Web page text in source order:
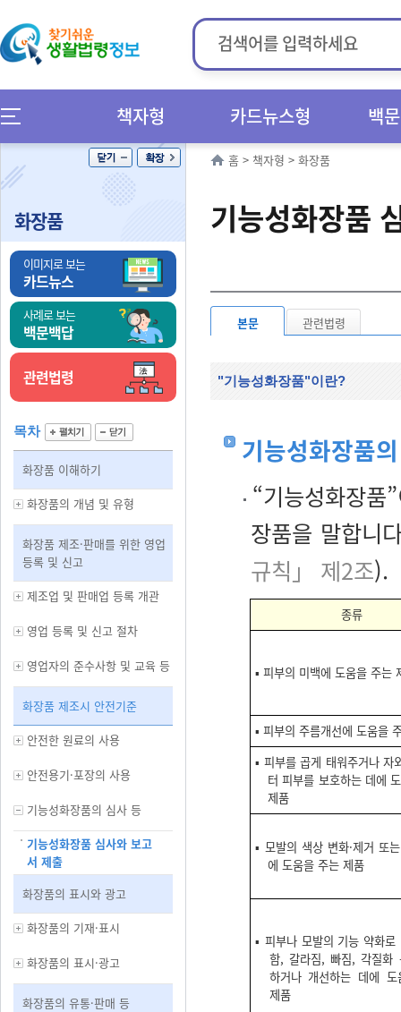
책자형 카드뉴스형 백
화장품
이미지로 보는
카드뉴스
사례로 보는
백문백답
관련법령
목차
화장품 이해하기
화장품의 개념 및 유형
화장품 제조·판매를 위한 영업
등록 및 신고
제조업 및 판매업 등록 개관
영업 등록 및 신고 절차
영업자의 준수사항 및 교육 등
화장품 제조시 안전기준
안전한 원료의 사용
안전용기·포장의 사용
기능성화장품의 심사 등
기능성화장품 심사와 보고
서 제출
화장품의 표시와 광고
화장품의 기재·표시
화장품의 표시·광고
화장품의 유통·판매 등
홈 > 책자형 > 화장품
기능성화장품
본문 관련법령
"기능성화장품"이란?
기능성화장품
“기능성화장품
장품을 말합니
규칙」 제2조).
종류
▪ 피부의 미백에 도움을 주는
▪ 피부의 주름개선에 도움을
▪ 피부를 곱게 태워주거나 자
터 피부를 보호하는 데에
제품
▪ 모발의 색상 변화·제거 또
에 도움을 주는 제품
▪ 피부나 모발의 기능 약화로
함, 갈라짐, 빠짐, 각질화
하거나 개선하는 데에 도
제품